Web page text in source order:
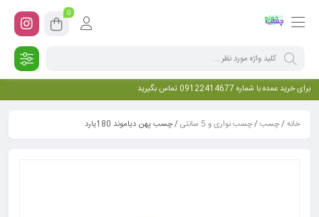
0
برای خرید عمده با شماره 09122414677 تماس بگیرید
خانه/چسب/چسب نواری و 5 سانتی / چسب پهن دیاموند 180یارد